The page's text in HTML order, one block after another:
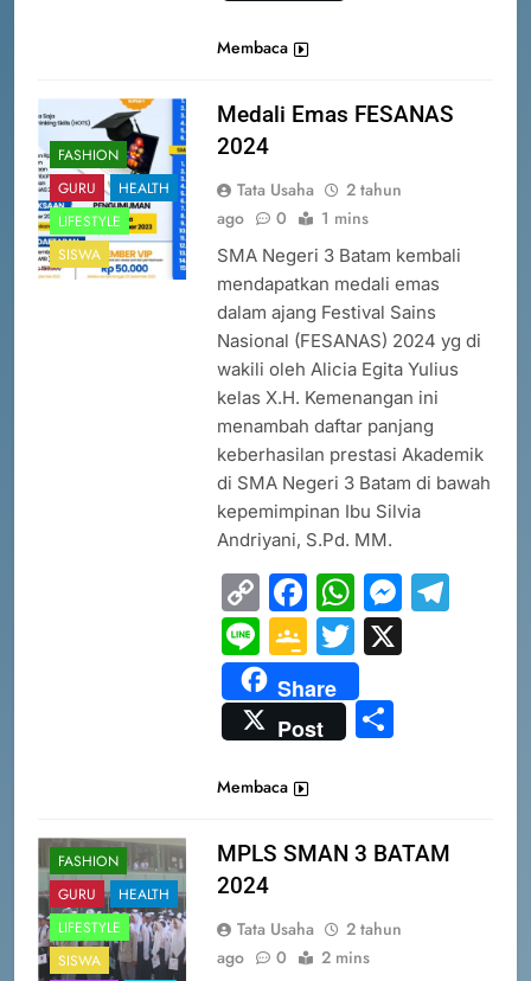
Membaca
FASHION
GURU
HEALTH
LIFESTYLE
SISWA
Medali Emas FESANAS
2024
Tata Usaha
2 tahun
ago
0 1 mins
SMA Negeri 3 Batam kembali
mendapatkan medali emas
dalam ajang Festival Sains
Nasional (FESANAS) 2024 yg di
wakili oleh Alicia Egita Yulius
kelas X.H. Kemenangan ini
menambah daftar panjang
keberhasilan prestasi Akademik
di SMA Negeri 3 Batam di bawah
kepemimpinan Ibu Silvia
Andriyani, S.Pd. MM.
Copy
Link
Facebook
LineGoogle
Classroom
Twitter
X
Share
Post
Share
Membaca
FASHION
GURU
HEALTH
LIFESTYLE
SISWA
MPLS SMAN 3 BATAM
2024
Tata Usaha
2 tahun
ago
0 2 mins
5
PENGUMUMAN TIDAK PERLU
DATANG KE SEKOLAH CUKUP
MELALUI ONLINE
SISWA SPMB
INFO PENTING – JANGAN
LUPA LAPOR DIRI!
SISWA SPMB
INFO PENTING UNTUK
PENDAFTAR SPMB 2026 KEPRI
PRESTASI SISWA
PENYALURAN CALON MURID
KEPULAUAN RIAU 2026
PRESTASI SISWA
SOSIALISASI MPLS UNTUK
MPLS 2026 SEKOLAH